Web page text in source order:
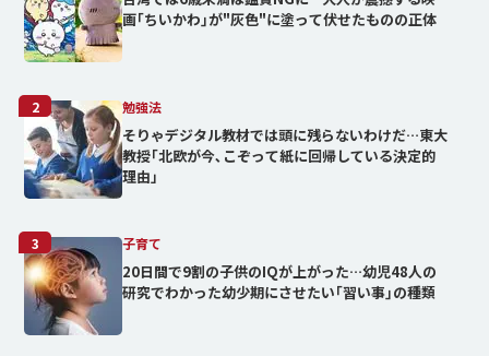
画｢ちいかわ｣が"灰色"に塗って伏せたものの正体
2 勉強法
そりゃデジタル教材では頭に残らないわけだ…東大
教授｢北欧が今､こぞって紙に回帰している決定的
理由」
3 子育て
20日間で9割の子供のIQが上がった…幼児48人の
研究でわかった幼少期にさせたい｢習い事｣の種類